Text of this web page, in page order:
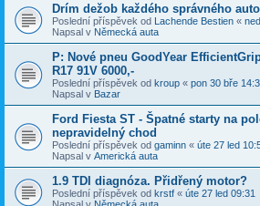
Drím dežob každého správného
Poslední příspěvek od Lachende Bestien «
Napsal v Německá auta
P: Nové pneu GoodYear
R17 91V 6000,-
Poslední příspěvek od kroup « pon 30 bře
Napsal v Bazar
Ford Fiesta ST - Špatné starty na
nepravidelný chod
Poslední příspěvek od gaminn « úte 27 led
Napsal v Americká auta
1.9 TDI diagnóza. Přidřený motor?
Poslední příspěvek od krstf « úte 27 led 09:31
Napsal v Německá auta